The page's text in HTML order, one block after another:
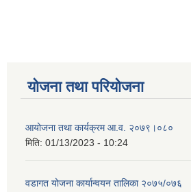
योजना तथा परियोजना
आयोजना तथा कार्यक्रम आ.व. २०७९।०८०
मिति: 01/13/2023 - 10:24
वडागत योजना कार्यान्वयन तालिका २०७५/०७६